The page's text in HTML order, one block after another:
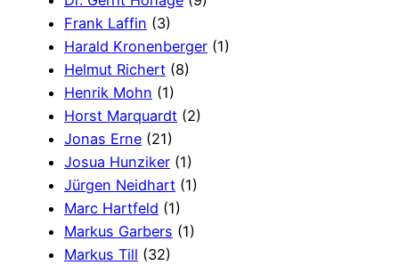
Frank Laffin (3)
Harald Kronenberger (1)
Helmut Richert (8)
Henrik Mohn (1)
Horst Marquardt (2)
Jonas Erne (21)
Josua Hunziker (1)
Jürgen Neidhart (1)
Marc Hartfeld (1)
Markus Garbers (1)
Markus Till (32)